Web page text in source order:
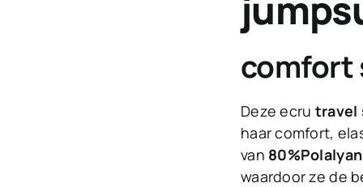
comfort
Deze ecru travel
haar comfort,
van
waardoor ze de